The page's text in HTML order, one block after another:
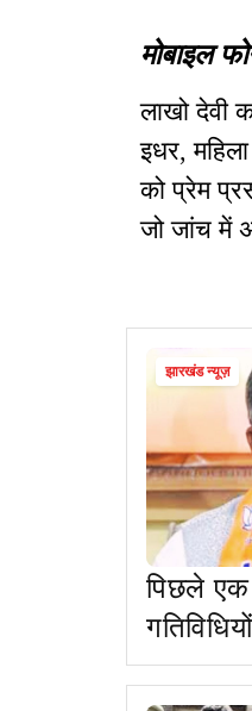
मोबाइल
लाखो देवी
इधर,
को प्रेम
जो जांच में
झारखंड न्यूज़
पिछले
: बाबूलाल